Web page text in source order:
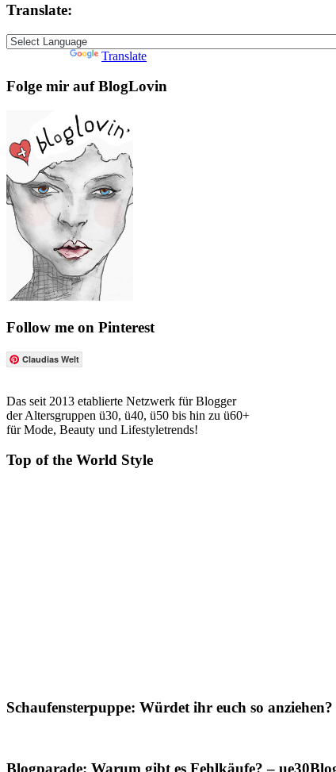
Translate:
Translate
Folge mir auf BlogLovin
Follow me on Pinterest
Claudias Welt
Das seit 2013 etablierte Netzwerk für Blogger
der Altersgruppen ü30, ü40, ü50 bis hin zu ü60+
für Mode, Beauty und Lifestyletrends!
Top of the World Style
Schaufensterpuppe: Würdet ihr euch so anziehen?
Blogparade: Warum gibt es Fehlkäufe? –